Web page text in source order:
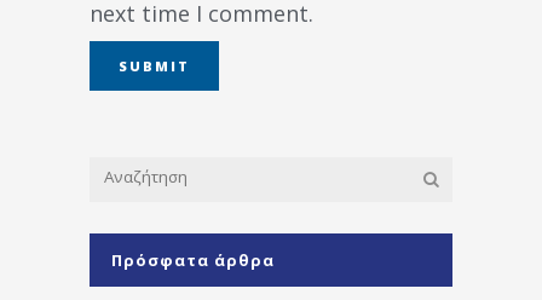
next time I comment.
Πρόσφατα άρθρα